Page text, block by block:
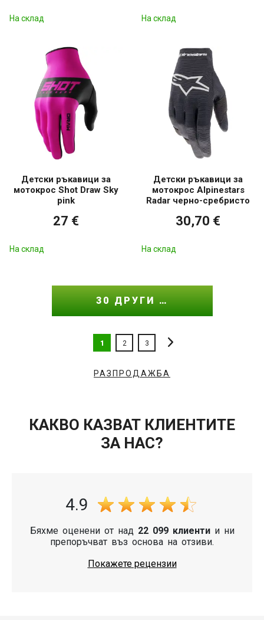
На склад На склад
Детски ръкавици за
мотокрос Shot Draw Sky
pink
27 €
На склад
Детски ръкавици за
мотокрос Alpinestars
Radar черно-сребристо
30,70 €
На склад
30 ДРУГИ …
1 2 3
РАЗПРОДАЖБА
КАКВО КАЗВАТ КЛИЕНТИТЕ
ЗА НАС?
4.9
Бяхме оценени от над 22 099 клиентии ни
препоръчват въз основа на отзиви.
Покажете рецензии